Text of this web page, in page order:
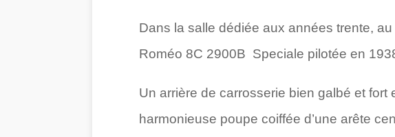
Dans la salle dédiée aux années trente,
Roméo 8C 2900B Speciale pilotée en
Un arrière de carrosserie bien galbé et
harmonieuse poupe coiffée d’une arête